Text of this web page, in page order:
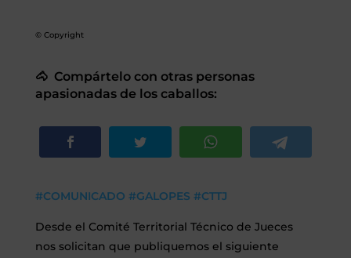
ENSEÑANZA
SEGUROS
ACTUALIDAD
© Copyright
🐴 Compártelo con otras personas
apasionadas de los caballos:
#COMUNICADO #GALOPES #CTTJ
Desde el Comité Territorial Técnico de Jueces
nos solicitan que publiquemos el siguiente